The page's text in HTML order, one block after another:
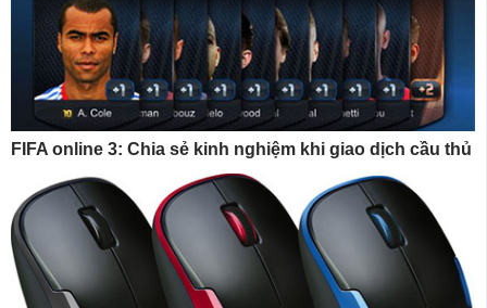
FIFA online 3: Chia sẻ kinh nghiệm khi giao dịch cầu thủ